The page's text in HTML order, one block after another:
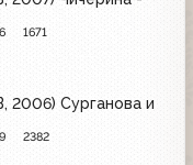
1671
2006) Сурганова и
2382